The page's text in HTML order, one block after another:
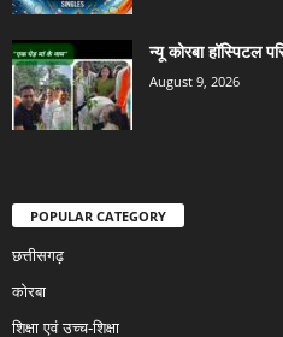
न्यू कोरबा हॉस्पिटल
August 9, 2026
POPULAR CATEGORY
छत्तीसगढ़
कोरबा
शिक्षा एवं उच्च-शिक्षा